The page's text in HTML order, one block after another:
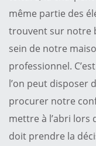
même partie des
trouvent sur notre
sein de notre
professionnel.
l’on peut disposer
procurer notre
mettre à l’abri lors
doit prendre la